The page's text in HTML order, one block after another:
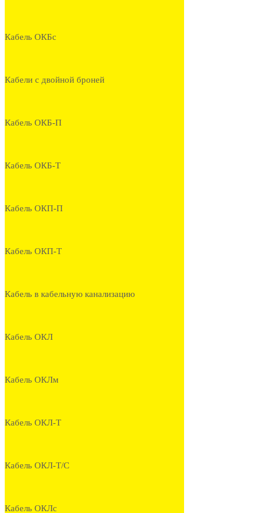
Кабель ОКБс
Кабели с двойной броней
Кабель ОКБ-П
Кабель ОКБ-Т
Кабель ОКП-П
Кабель ОКП-Т
Кабель в кабельную канализацию
Кабель ОКЛ
Кабель ОКЛм
Кабель ОКЛ-Т
Кабель ОКЛ-Т/С
Кабель ОКЛс